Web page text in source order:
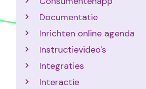
Documentatie
Inrichten online agenda
Instructievideo's
Integraties
Interactie